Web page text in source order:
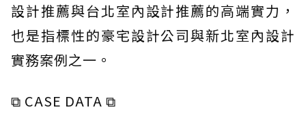
設計推薦與台北室內設計推薦的高端實力，
也是指標性的豪宅設計公司與新北室內設計
實務案例之一。
⧉ CASE DATA ⧉